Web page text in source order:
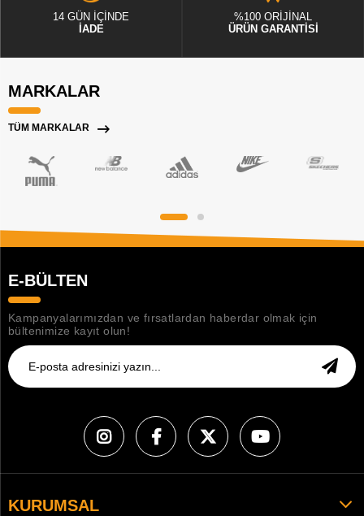
14 GÜN İÇİNDE
İADE
%100 ORİJİNAL
ÜRÜN GARANTİSİ
MARKALAR
TÜM MARKALAR
E-BÜLTEN
Kampanyalarımızdan ve fırsatlardan haberdar olmak için
bültenimize kayıt olun!
KURUMSAL